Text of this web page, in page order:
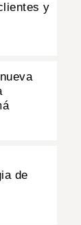
y
de